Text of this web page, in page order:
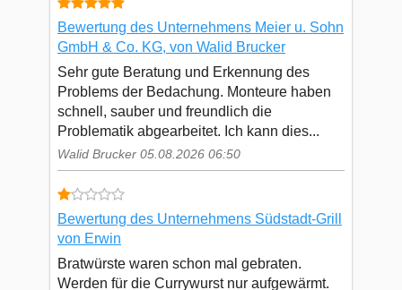
Bewertung des Unternehmens Meier u. Sohn
GmbH & Co. KG, von Walid Brucker
Sehr gute Beratung und Erkennung des
Problems der Bedachung. Monteure haben
schnell, sauber und freundlich die
Problematik abgearbeitet. Ich kann dies...
Walid Brucker 05.08.2026 06:50
Bewertung des Unternehmens Südstadt-Grill
von Erwin
Bratwürste waren schon mal gebraten.
Werden für die Currywurst nur aufgewärmt.